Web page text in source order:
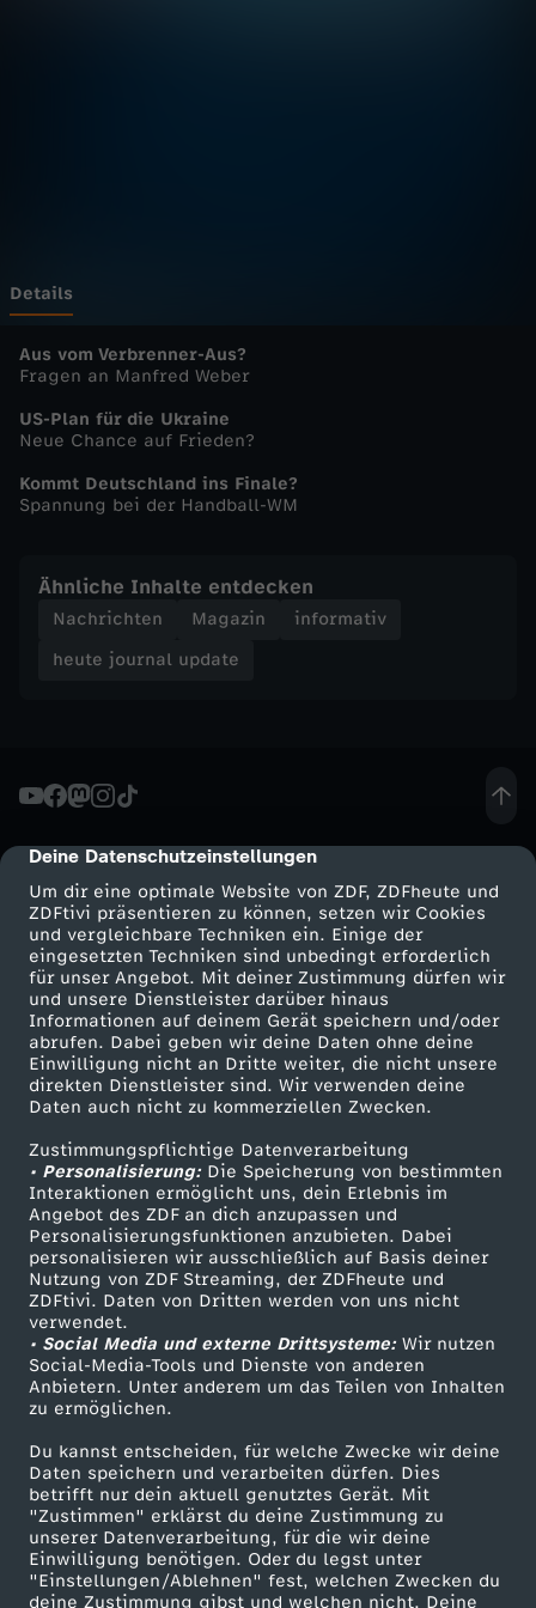
cmp-dialog-description
Deine Datenschutzeinstellungen
Um dir eine optimale Website von ZDF, ZDFheute und
ZDFtivi präsentieren zu können, setzen wir Cookies
und vergleichbare Techniken ein. Einige der
eingesetzten Techniken sind unbedingt erforderlich
für unser Angebot. Mit deiner Zustimmung dürfen wir
und unsere Dienstleister darüber hinaus
Informationen auf deinem Gerät speichern und/oder
abrufen. Dabei geben wir deine Daten ohne deine
Einwilligung nicht an Dritte weiter, die nicht unsere
direkten Dienstleister sind. Wir verwenden deine
Daten auch nicht zu kommerziellen Zwecken.
Zustimmungspflichtige Datenverarbeitung
• Personalisierung:Die Speicherung von bestimmten
Interaktionen ermöglicht uns, dein Erlebnis im
Angebot des ZDF an dich anzupassen und
Personalisierungsfunktionen anzubieten. Dabei
personalisieren wir ausschließlich auf Basis deiner
Nutzung von ZDF Streaming, der ZDFheute und
ZDFtivi. Daten von Dritten werden von uns nicht
verwendet.
• Social Media und externe Drittsysteme:Wir nutzen
Social-Media-Tools und Dienste von anderen
Anbietern. Unter anderem um das Teilen von Inhalten
zu ermöglichen.
Du kannst entscheiden, für welche Zwecke wir deine
Daten speichern und verarbeiten dürfen. Dies
betrifft nur dein aktuell genutztes Gerät. Mit
"Zustimmen" erklärst du deine Zustimmung zu
unserer Datenverarbeitung, für die wir deine
Einwilligung benötigen. Oder du legst unter
"Einstellungen/Ablehnen" fest, welchen Zwecken du
deine Zustimmung gibst und welchen nicht. Deine
u
p
d
a
e
-
u
t
e
j
o
u
r
n
a
l
u
p
d
a
Details
Aus vom Verbrenner-Aus?
Fragen an Manfred Weber
US-Plan für die Ukraine
Neue Chance auf Frieden?
Kommt Deutschland ins Finale?
Spannung bei der Handball-WM
Ähnliche Inhalte entdecken
Nachrichten Magazin
informativ
heute journal update
Mehr ZDF
ZDF-Apps
Smart TV
ZDFtext
Livestreams
Sendungen A-Z
TV-Programm
Service
ZDFmitreden
Kontakt zum ZDF
Tickets
Zuschauerservice
Hilfe
ZDF Unternehmen
Karriere
ZDF goes Schule
Werbefernsehen
Mainzelmännchen